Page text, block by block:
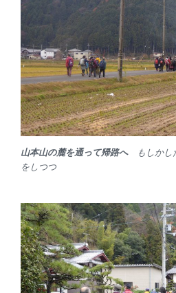
山本山の麓を通って帰路へもしかし
をしつつ